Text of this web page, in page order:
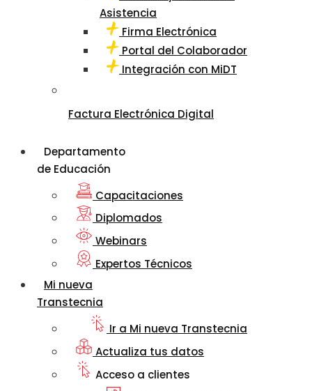
Asistencia
Firma Electrónica
Portal del Colaborador
Integración con MiDT
Factura Electrónica Digital
Departamento
de Educación
Capacitaciones
Diplomados
Webinars
Expertos Técnicos
Mi nueva
Transtecnia
Ir a Mi nueva Transtecnia
Actualiza tus datos
Acceso a clientes